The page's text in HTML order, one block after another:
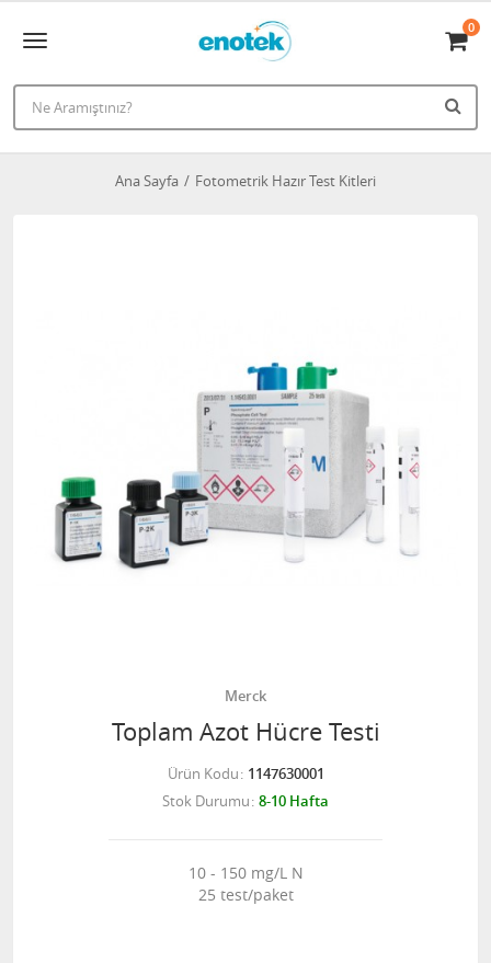
0
Ana Sayfa Fotometrik Hazır Test Kitleri
Merck
Toplam Azot Hücre Testi
Ürün Kodu 1147630001
Stok Durumu 8-10 Hafta
10 - 150 mg/L N
25 test/paket